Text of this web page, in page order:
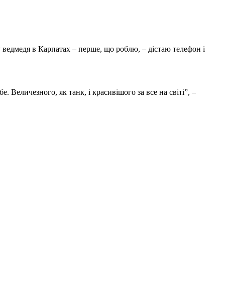
ведмедя в Карпатах – перше, що роблю, – дістаю телефон і
як танк, і красивішого за все на світі”, –